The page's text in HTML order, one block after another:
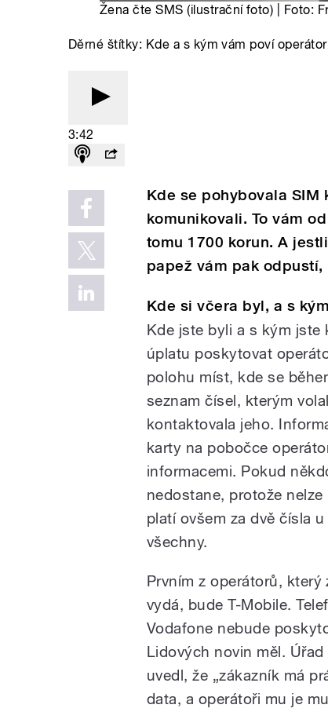
Žena čte SMS (ilustrační foto) | Foto:
Děrné štítky: Kde a s kým vám poví operátor
3:42
Kde se pohybovala
komunikovali. To vám
tomu 1700 korun. A
papež vám pak odpustí,
Kde si včera byl, a s
Kde jste byli a s kým jste
úplatu poskytovat
polohu míst, kde se
seznam čísel, kterým
kontaktovala jeho.
karty na pobočce
informacemi. Pokud
nedostane, protože
platí ovšem za dvě čísla
všechny.
Prvním z operátorů,
vydá, bude T-Mobile.
Vodafone nebude
Lidových novin měl.
uvedl, že „zákazník má
data, a operátoři mu je